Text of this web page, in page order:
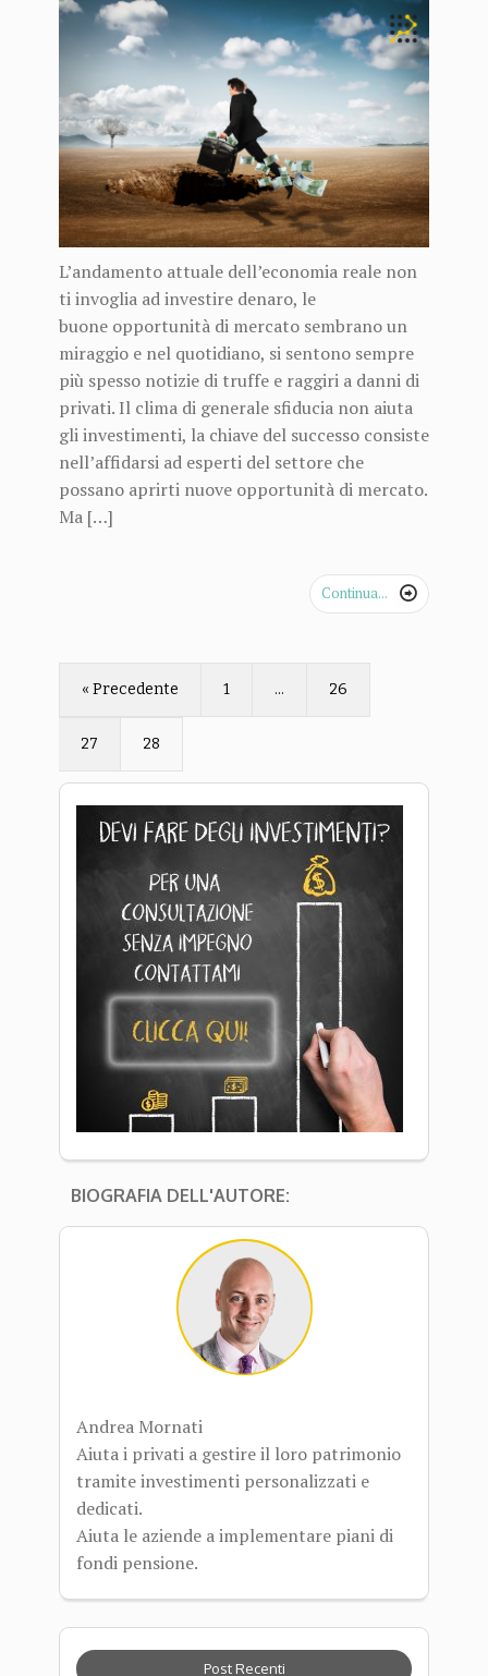
L’andamento attuale dell’economia reale non
ti invoglia ad investire denaro, le
buone opportunità di mercato sembrano un
miraggio e nel quotidiano, si sentono sempre
più spesso notizie di truffe e raggiri a danni di
privati. Il clima di generale sfiducia non aiuta
gli investimenti, la chiave del successo consiste
nell’affidarsi ad esperti del settore che
possano aprirti nuove opportunità di mercato.
Ma […]
Continua... 
« Precedente 1 … 26
27 28
BIOGRAFIA DELL'AUTORE:
Andrea Mornati
Aiuta i privati a gestire il loro patrimonio
tramite investimenti personalizzati e
dedicati.
Aiuta le aziende a implementare piani di
fondi pensione.
Post Recenti